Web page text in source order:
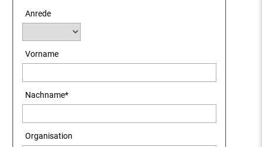
Anrede
Vorname
Nachname*
Organisation